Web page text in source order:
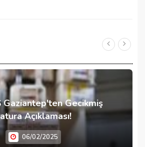
Gaziantep'ten Gecikmiş
Açıklaması!
06/02/2025